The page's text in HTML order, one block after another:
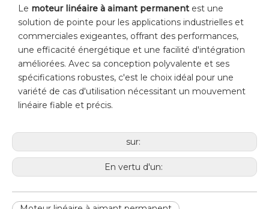
Le moteur linéaire à aimant permanent est une
solution de pointe pour les applications industrielles et
commerciales exigeantes, offrant des performances,
une efficacité énergétique et une facilité d'intégration
améliorées. Avec sa conception polyvalente et ses
spécifications robustes, c'est le choix idéal pour une
variété de cas d'utilisation nécessitant un mouvement
linéaire fiable et précis.
sur:
En vertu d'un: